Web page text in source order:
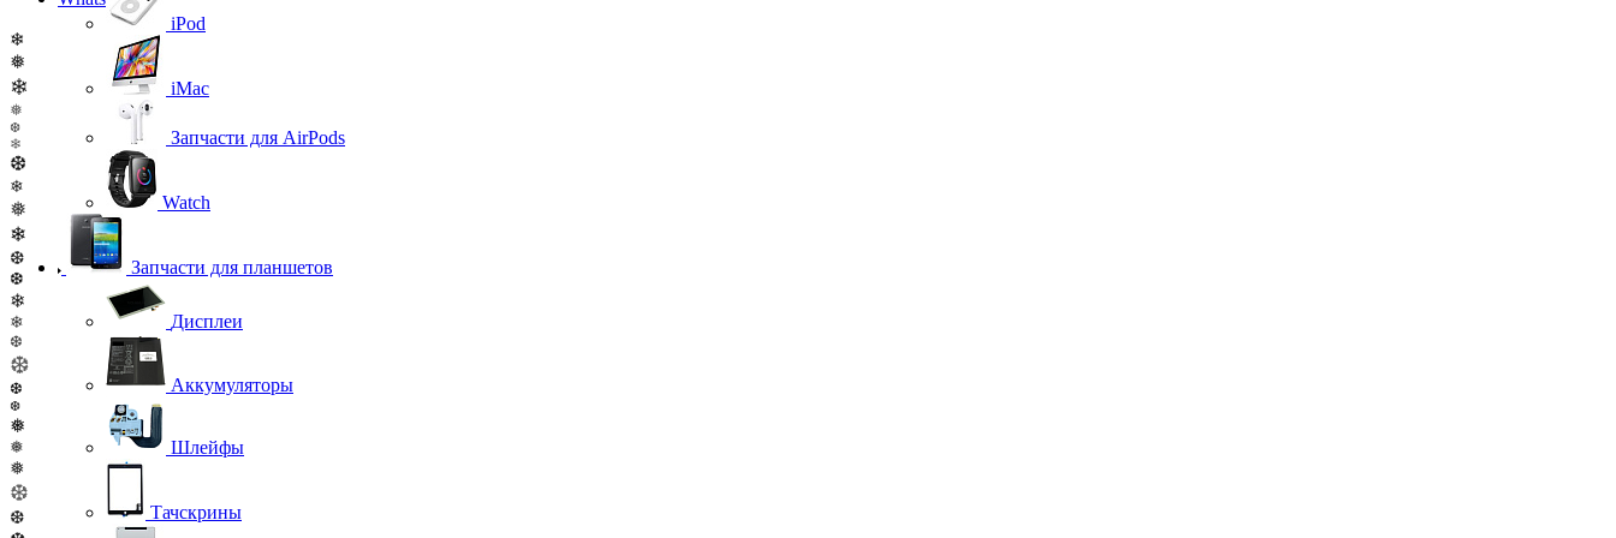
❄
❅
❄
❅
❆
❄
❆
❄
❅
❄
❆
❆
❄
❄
❆
❆
❆
❆
❅
❅
❅
❆
❆
iPod
iMac
Запчасти для AirPods
Watch
Запчасти для планшетов
Дисплеи
Аккумуляторы
Шлейфы
Тачскрины